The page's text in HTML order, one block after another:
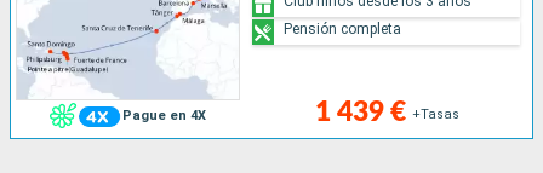
Pague en 4X 1 439 € +Tasas
Pensión completa